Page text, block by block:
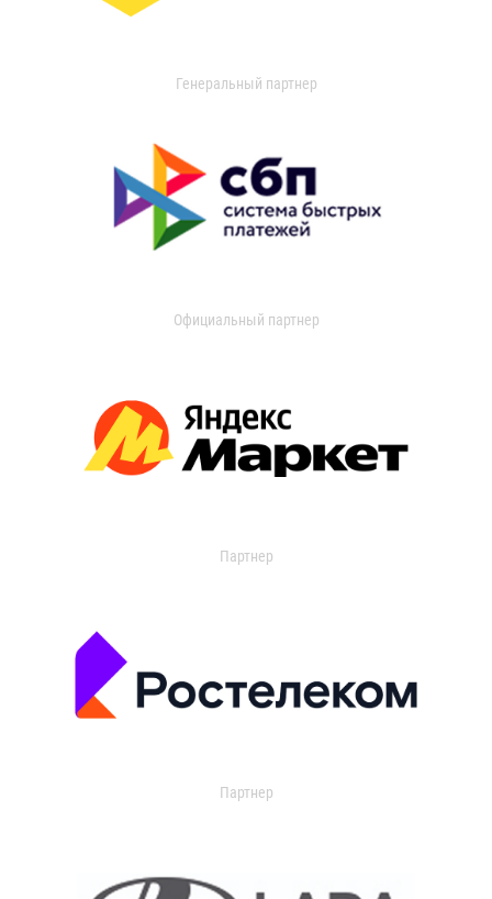
Генеральный партнер
Официальный партнер
Партнер
Партнер